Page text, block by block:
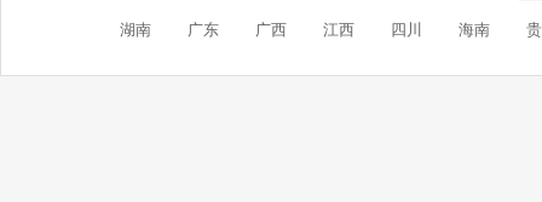
湖南 广东 广西 江西 四川 海南